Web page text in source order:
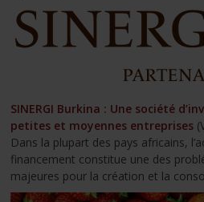
SINERGI Burkina : Une société
petites et moyennes entreprises
Dans la plupart des pays africains,
financement constitue une des
majeures pour la création et la